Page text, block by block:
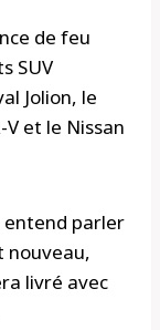
de feu
SUV
Jolion, le
et le Nissan
entend parler
nouveau,
livré avec